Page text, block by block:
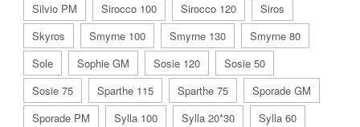
Silvio PM
Sirocco 100 Sirocco 120
Siros
Skyros
Smyrne 100 Smyrne 130
Smyrne 80
Sole
Sophie GM Sosie 120
Sosie 50
Sosie 75
Sparthe 115 Sparthe 75
Sporade GM
Sporade PM
Sylla 100 Sylla 20*30
Sylla 60